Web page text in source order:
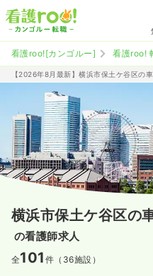
看護roo![カンゴルー] 看護roo!
【2026年8月最新】横浜市保土ケ谷区の
横浜市保土ケ谷区の
の看護師求人
全101 件（36施設）